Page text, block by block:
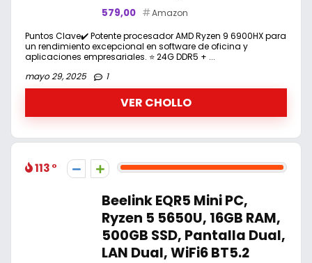
579,00
Amazon
Puntos Clave✔️ Potente procesador AMD Ryzen 9 6900HX para
un rendimiento excepcional en software de oficina y
aplicaciones empresariales. ⭐ 24G DDR5 + ...
mayo 29, 2025
1
VER CHOLLO
113
Beelink EQR5 Mini PC,
Ryzen 5 5650U, 16GB RAM,
500GB SSD, Pantalla Dual,
LAN Dual, WiFi6 BT5.2